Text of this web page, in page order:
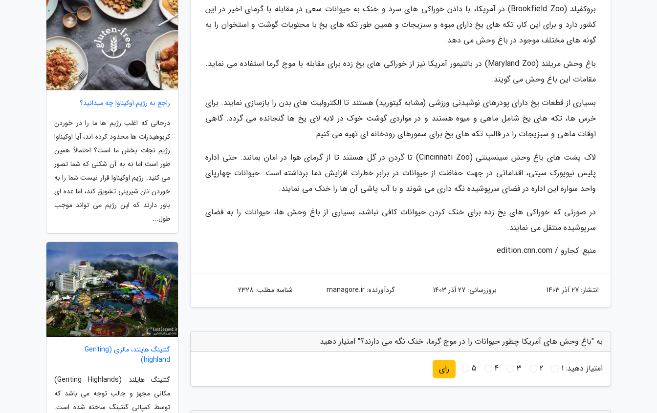
بروکفیلد (Brookfield Zoo) در آمریکا، با دادن خوراکی های سرد و خنک به حیوانات سعی در مقابله با گرمای اخیر در این
کشور دارد و برای این کار، تکه های یخ دارای میوه و سبزیجات و همین طور تکه های یخ با محتویات گوشت و استخوان را به
گونه های مختلف موجود در باغ وحش می دهد.
باغ وحش مریلند (Maryland Zoo) در بالتیمور آمریکا نیز از خوراکی های یخ زده برای مقابله با موج گرما استفاده می نماید.
مقامات این باغ وحش می گویند:
بسیاری از قطعات یخ دارای پودرهای نوشیدنی ورزشی (مشابه گیتورید) هستند تا الکترولیت های بدن را بازسازی نمایند. برای
خرس ها، تکه های یخ شامل ماهی و میوه هستند و در مواردی گوشت خوک در لابه لای یخ ها گنجانده می گردد. گاهی
اوقات ماهی و سبزیجات را در قالب تکه های یخ برای سمورهای رودخانه ای تهیه می کنیم.
لاک پشت های باغ وحش سینسینتی (Cincinnati Zoo) تا گردن در گل هستند تا از گرمای هوا در امان بمانند. حتی اداره
پلیس نیویورک سیتی، اقداماتی در جهت حفاظت از حیوانات در برابر خطرات افزایش دما برداشته است. حیوانات چهارپای
واحد سواره این اداره در فضای سرپوشیده نگه داری می شوند و با آب پاشی آن ها را خنک می نمایند.
در صورتی که خوراکی های یخ زده برای خنک کردن حیوانات کافی نباشد، بسیاری از باغ وحش ها، حیوانات را به فضای
سرپوشیده منتقل می نمایند.
منبع: کجارو / edition.cnn.com
انتشار: 27 آذر 1403 بروزرسانی: 27 آذر 1403 گردآورنده:managore.ir شناسه مطلب: 2328
به "باغ وحش های آمریکا چطور حیوانات را در موج گرما، خنک نگه می دارند؟" امتیاز دهید
امتیاز دهید:1
2
3
4
5 رای
راجع به رژیم اوکیناوا چه میدانید؟
درحالی که اغلب رژیم ها ما را در خوردن
کربوهیدرات ها محدود کرده اند، آیا اوکیناوا
رژیم نجات بخش ما است؟ احتمالاً همین
طور است اما نه به آن شکلی که شما تصور
می کنید. رژیم اوکیناوا قرار نیست شما را به
خوردن نان شیرینی تشویق کند، اما عده ای
باور دارند که این رژیم می تواند موجب
طول...
گنتینگ هایلند، مالزی (Genting
highland)
گنتینگ هایلند (Genting Highlands)
مکانی مجهز و جالب توجه می باشد که
توسط کمپانی گنتینگ ساخته شده است.